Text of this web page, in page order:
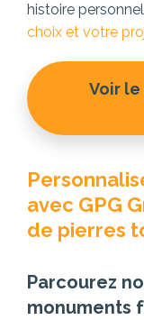
histoire
choix et votre
Voir
avec GPG
de pierres
Parcourez
monuments